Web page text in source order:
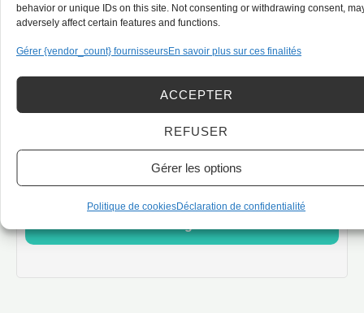
behavior or unique IDs on this site. Not consenting or withdrawing consent,
adversely affect certain features and functions.
Gérer {vendor_count} fournisseursEn savoir plus sur ces finalités
ACCEPTER
REFUSER
Gérer les options
Politique de cookiesDéclaration de confidentialité
Soyez attentif aux nuances culturelles dans la
Pour améliorer vos compétences en négociation,
7 phrases magiques pour réussir vos
Perfectionnez vos techniques de négociation